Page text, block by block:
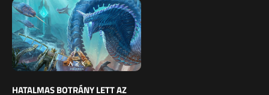
HATALMAS BOTRÁNY LETT AZ